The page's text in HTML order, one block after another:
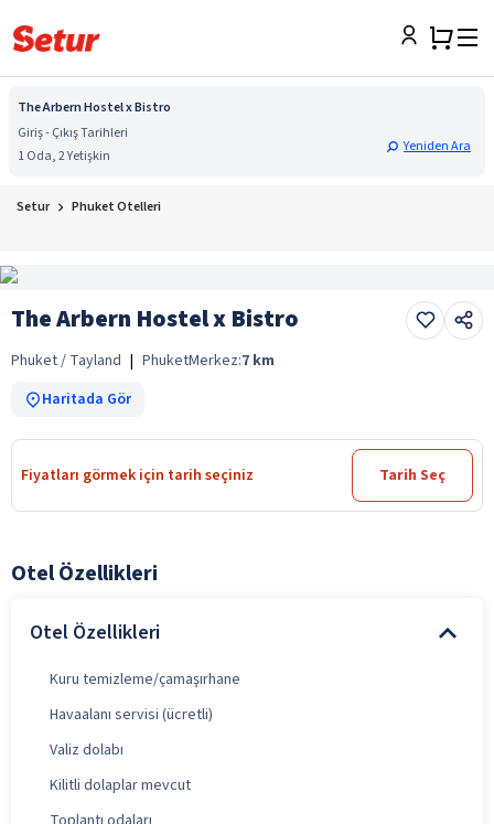
The Arbern Hostel x Bistro
Giriş - Çıkış Tarihleri
1 Oda, 2 Yetişkin
Yeniden Ara
Setur Phuket Otelleri
The Arbern Hostel x Bistro
Phuket / Tayland | PhuketMerkez:7 km
Haritada Gör
Fiyatları görmek için tarih seçiniz Tarih Seç
Otel Özellikleri
Otel Özellikleri
Kuru temizleme/çamaşırhane
Havaalanı servisi (ücretli)
Valiz dolabı
Kilitli dolaplar mevcut